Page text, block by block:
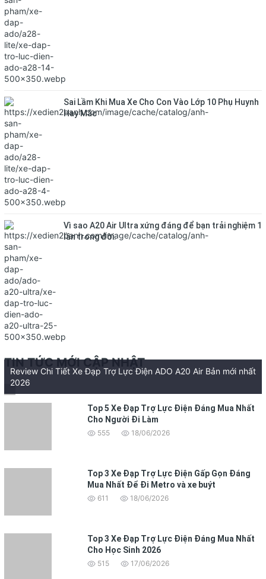
Sai Lầm Khi Mua Xe Cho Con Vào Lớp 10 Phụ Huynh
Hay Mắc
Vì sao A20 Air Ultra xứng đáng để bạn trải nghiệm 1
lần trong đời.
TIN TỨC MỚI CẬP NHẬT
Review Chi Tiết Xe Đạp Trợ Lực Điện ADO A20 Air Bản mới nhất
2026
Top 5 Xe Đạp Trợ Lực Điện Đáng Mua Nhất
Cho Người Đi Làm
555 18/06/2026
Top 3 Xe Đạp Trợ Lực Điện Gấp Gọn Đáng
Mua Nhất Để Đi Metro và xe buýt
611 18/06/2026
Top 3 Xe Đạp Trợ Lực Điện Đáng Mua Nhất
Cho Học Sinh 2026
515 17/06/2026